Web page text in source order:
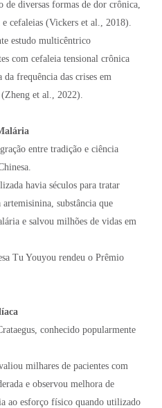
de diversas formas de dor crônica,
cefaleias (Vickers et al., 2018).
estudo multicêntrico
com cefaleia tensional crônica
frequência das crises em
et al., 2022).
entre tradição e ciência
havia séculos para tratar
substância que
e salvou milhões de vidas em
Tu Youyou rendeu o Prêmio
conhecido popularmente
milhares de pacientes com
e observou melhora de
ao esforço físico quando utilizado